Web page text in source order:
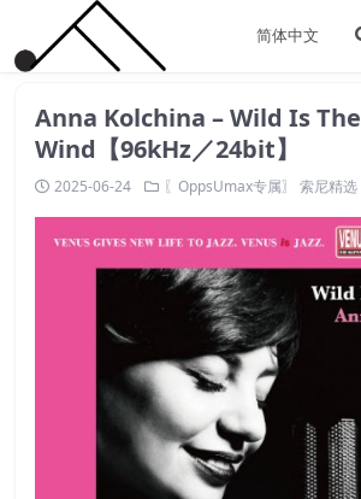
Anna Kolchina – Wild Is The
Wind【96kHz／24bit】
2025-06-24 〖OppsUmax专属〗 索尼精选